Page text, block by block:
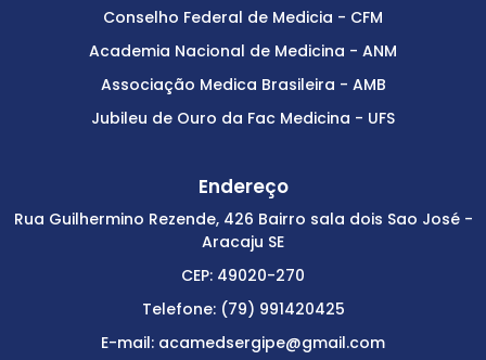
Conselho Federal de Medicia - CFM
Academia Nacional de Medicina - ANM
Associação Medica Brasileira - AMB
Jubileu de Ouro da Fac Medicina - UFS
Endereço
Rua Guilhermino Rezende, 426 Bairro sala dois Sao José -
Aracaju SE
CEP: 49020-270
Telefone: (79) 991420425
E-mail: acamedsergipe@gmail.com